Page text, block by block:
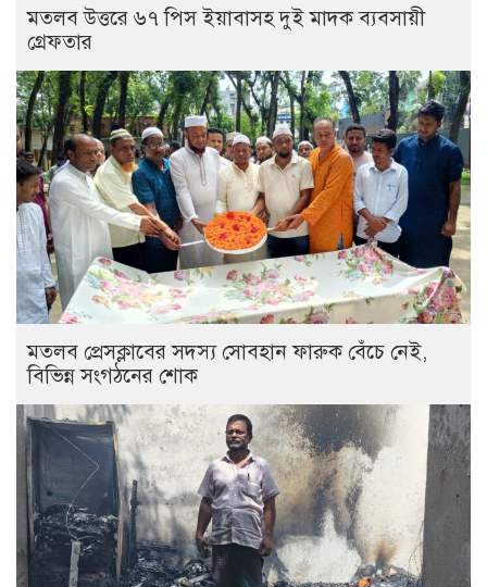
মতলব উত্তরে ৬৭ পিস ইয়াবাসহ দুই মাদক ব্যবসায়ী
গ্রেফতার
মতলব প্রেসক্লাবের সদস্য সোবহান ফারুক বেঁচে নেই,
বিভিন্ন সংগঠনের শোক